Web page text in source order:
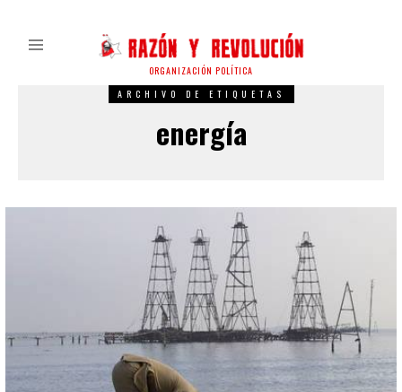
ORGANIZACIÓN POLÍTICA
ARCHIVO DE ETIQUETAS
energía